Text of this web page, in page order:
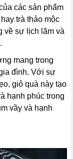
các sản phẩm
trà thảo mộc
về sự lịch lãm và
mang trong
đình. Với sự
giỏ quà này tạo
hạnh phúc trong
vầy và hạnh